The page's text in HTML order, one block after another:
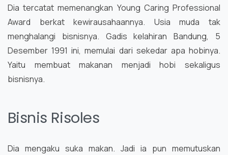
Dia tercatat memenangkan Young Caring Professional
Award berkat kewirausahaannya. Usia muda tak
menghalangi bisnisnya. Gadis kelahiran Bandung, 5
Desember 1991 ini, memulai dari sekedar apa hobinya.
Yaitu membuat makanan menjadi hobi sekaligus
bisnisnya.
Bisnis Risoles
Dia mengaku suka makan. Jadi ia pun memutuskan